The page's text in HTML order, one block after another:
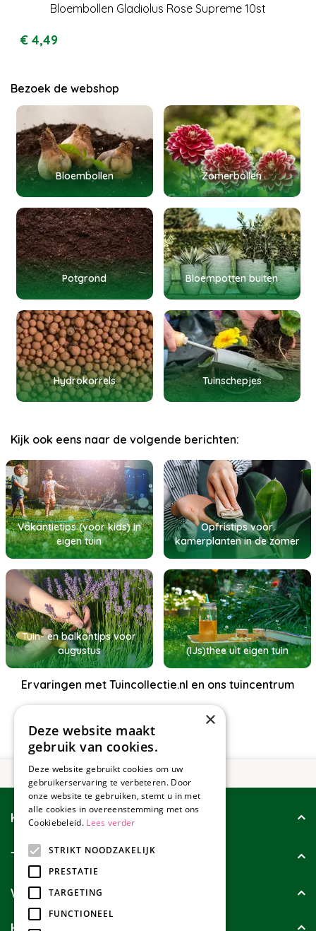
Bloembollen Gladiolus Rose Supreme 10st
€ 4,49
Bezoek de webshop
Bloembollen Zomerbollen
Potgrond Bloempotten buiten
Hydrokorrels Tuinschepjes
Kijk ook eens naar de volgende berichten:
Vakantietips (voor kids) in
eigen tuin
Opfristips voor
kamerplanten in de zomer
Tuin- en balkontips voor
augustus
(IJs)thee uit eigen tuin
Ervaringen met Tuincollectie.nl en ons tuincentrum
Klantenservice
Tuincollectie
Wie zijn wij?
Klanten geven ons
×
Deze website maakt
gebruik van cookies.
Deze website gebruikt cookies om uw
gebruikerservaring te verbeteren. Door
onze website te gebruiken, stemt u in met
alle cookies in overeenstemming met ons
Cookiebeleid. Lees verder
STRIKT NOODZAKELIJK
PRESTATIE
TARGETING
FUNCTIONEEL